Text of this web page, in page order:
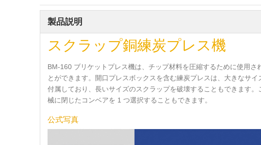
製品説明
スクラップ銅練炭プレス機
BM-160 ブリケットプレス機は、チップ材料を圧縮するために使用
とができます。開口プレスボックスを含む練炭プレスは、大きなサ
付属しており、長いサイズのスクラップを破壊することもできます
械に閉じたコンベアを 1 つ選択することもできます。
公式写真